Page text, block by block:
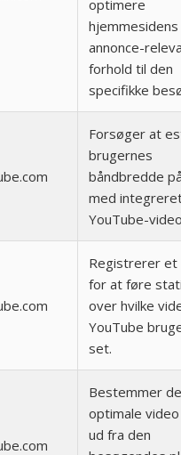
optimere
hjemmesidens
annonce-
forhold til den
specifikke
Forsøger at
brugernes
båndbredde
med
YouTube-
Registrerer et
for at føre
over hvilke
YouTube
set.
Bestemmer
optimale
ud fra den